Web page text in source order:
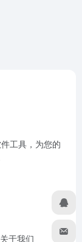
工具，为您的
关于我们